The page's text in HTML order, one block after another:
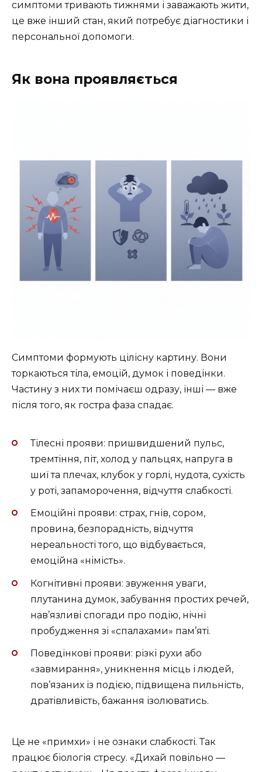
симптоми тривають тижнями і заважають жити,
це вже інший стан, який потребує діагностики і
персональної допомоги.
Як вона проявляється
Симптоми формують цілісну картину. Вони
торкаються тіла, емоцій, думок і поведінки.
Частину з них ти помічаєш одразу, інші — вже
після того, як гостра фаза спадає.
Тілесні прояви: пришвидшений пульс,
тремтіння, піт, холод у пальцях, напруга в
шиї та плечах, клубок у горлі, нудота, сухість
у роті, запаморочення, відчуття слабкості.
Емоційні прояви: страх, гнів, сором,
провина, безпорадність, відчуття
нереальності того, що відбувається,
емоційна «німість».
Когнітивні прояви: звуження уваги,
плутанина думок, забування простих речей,
нав’язливі спогади про подію, нічні
пробудження зі «спалахами» пам’яті.
Поведінкові прояви: різкі рухи або
«завмирання», уникнення місць і людей,
пов’язаних із подією, підвищена пильність,
дратівливість, бажання ізолюватись.
Це не «примхи» і не ознаки слабкості. Так
працює біологія стресу. «Дихай повільно —